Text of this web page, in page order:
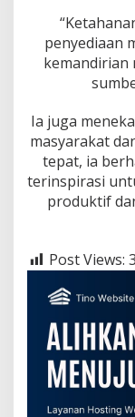
t
a
a
n
n
P
n
g
a
penyediaan
kemandirian
Ia juga
masyarakat
tepat, ia
terinspirasi
produktif
Post Views: